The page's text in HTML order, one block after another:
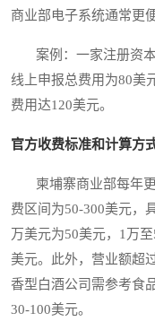
商业部电子系统通常更
案例：一家注册资本
线上申报总费用为80美
费用达120美元。
官方收费标准和计算方
柬埔寨商业部每年更
费区间为50-300美元，
万美元为50美元，1万
美元。此外，营业额超
香型白酒公司需参考食
30-100美元。